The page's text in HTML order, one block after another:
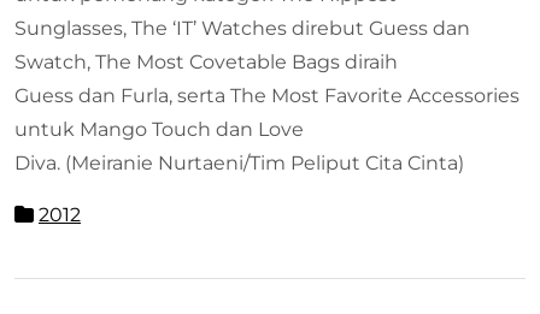
Sunglasses, The ‘IT’ Watches direbut Guess dan
Swatch, The Most Covetable Bags diraih
Guess dan Furla, serta The Most Favorite Accessories
untuk Mango Touch dan Love
Diva. (Meiranie Nurtaeni/Tim Peliput Cita Cinta)
2012